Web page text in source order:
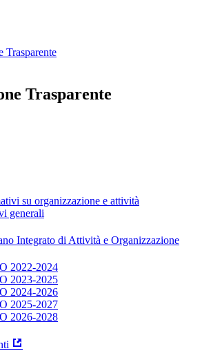
Trasparente
Trasparente
su organizzazione e attività
generali
Integrato di Attività e Organizzazione
2022-2024
2023-2025
2024-2026
2025-2027
2026-2028